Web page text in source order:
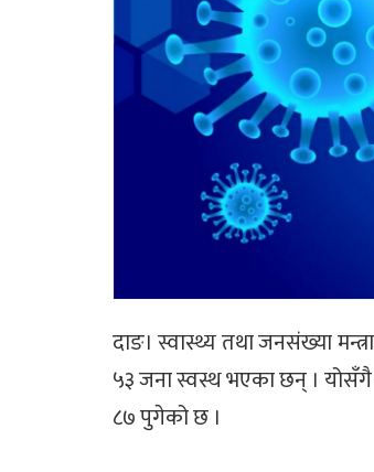
दाङ। स्वास्थ्य तथा जनसंख्या
५३ जना स्वस्थ भएका छन् ।
८७ पुगेको छ ।